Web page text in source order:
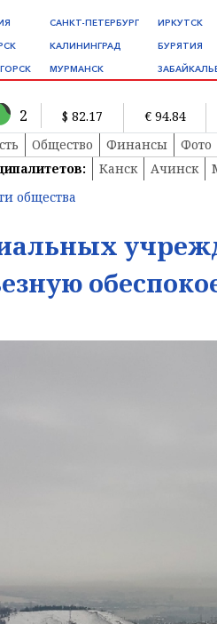
САНКТ-ПЕТЕРБУРГ
КАЛИНИНГРАД
МУРМАНСК
ИРКУТСК
БУРЯТИЯ
2 $ 82.17 € 94.84
Общество Финансы Фото
Канск Ачинск
общества